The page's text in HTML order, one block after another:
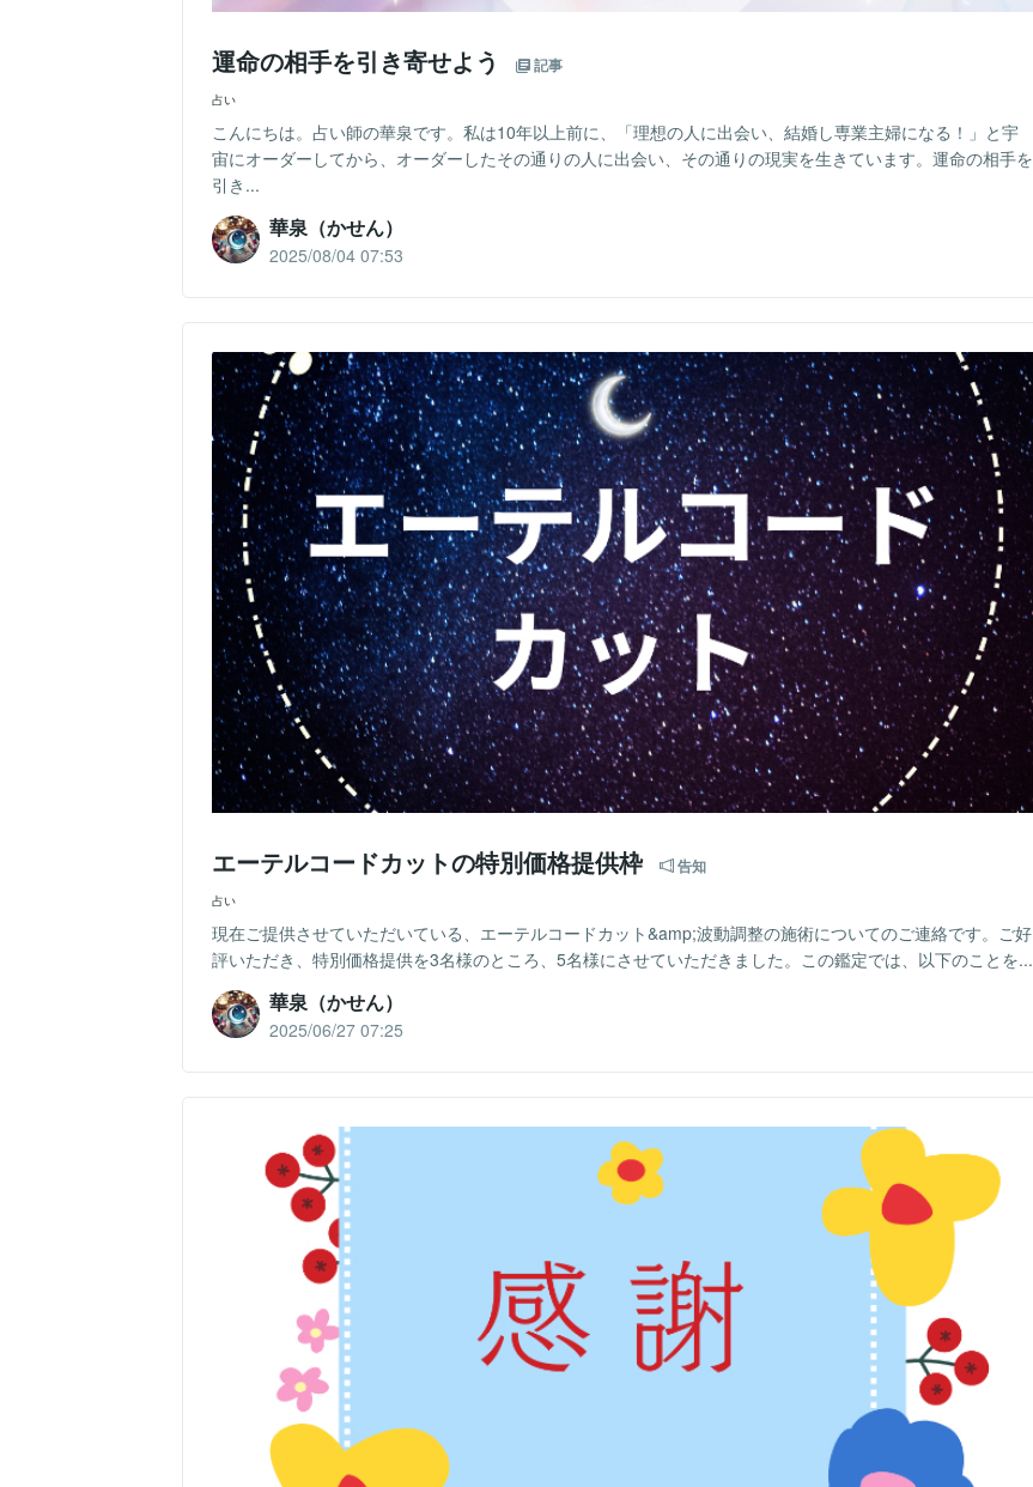
運命の相手を引き寄せよう 記事
占い
こんにちは。占い師の華泉です。私は10年以上前に、「理想の人に出会い、結婚し専業主婦になる！」と宇
宙にオーダーしてから、オーダーしたその通りの人に出会い、その通りの現実を生きています。運命の相手を
引き...
華泉（かせん）
2025/08/04 07:53
エーテルコードカットの特別価格提供枠 告知
占い
現在ご提供させていただいている、エーテルコードカット&amp;波動調整の施術についてのご連絡です。ご好
評いただき、特別価格提供を3名様のところ、5名様にさせていただきました。この鑑定では、以下のことを...
華泉（かせん）
2025/06/27 07:25